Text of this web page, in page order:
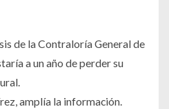
de la Contraloría General de
a un año de perder su
amplía la información.